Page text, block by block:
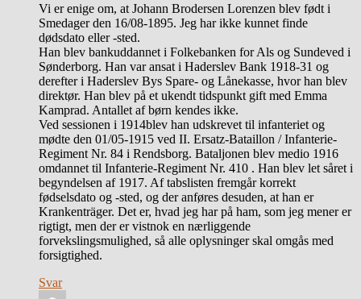
Vi er enige om, at Johann Brodersen Lorenzen blev født i
Smedager den 16/08-1895. Jeg har ikke kunnet finde
dødsdato eller -sted.
Han blev bankuddannet i Folkebanken for Als og Sundeved i
Sønderborg. Han var ansat i Haderslev Bank 1918-31 og
derefter i Haderslev Bys Spare- og Lånekasse, hvor han blev
direktør. Han blev på et ukendt tidspunkt gift med Emma
Kamprad. Antallet af børn kendes ikke.
Ved sessionen i 1914blev han udskrevet til infanteriet og
mødte den 01/05-1915 ved II. Ersatz-Bataillon / Infanterie-
Regiment Nr. 84 i Rendsborg. Bataljonen blev medio 1916
omdannet til Infanterie-Regiment Nr. 410 . Han blev let såret i
begyndelsen af 1917. Af tabslisten fremgår korrekt
fødselsdato og -sted, og der anføres desuden, at han er
Krankenträger. Det er, hvad jeg har på ham, som jeg mener er
rigtigt, men der er vistnok en nærliggende
forvekslingsmulighed, så alle oplysninger skal omgås med
forsigtighed.
Svar